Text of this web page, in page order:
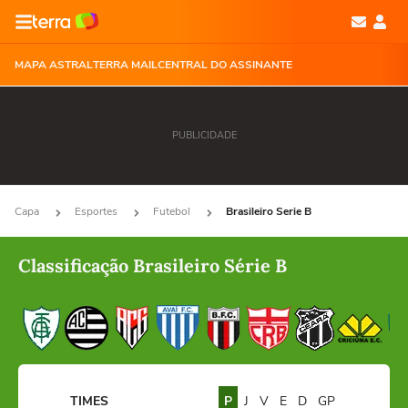
MAPA ASTRALTERRA MAILCENTRAL DO ASSINANTE
PUBLICIDADE
Capa Esportes Futebol Brasileiro Serie B
Classificação Brasileiro Série B
TIMES P J V E D GP